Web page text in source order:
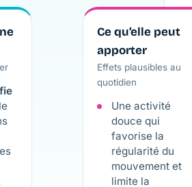
Ce qu’elle peut
apporter
Effets plausibles au
quotidien
Une activité
douce qui
favorise la
régularité du
mouvement et
limite la